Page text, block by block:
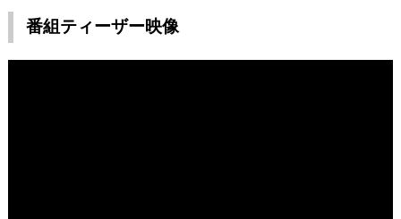
番組ティーザー映像